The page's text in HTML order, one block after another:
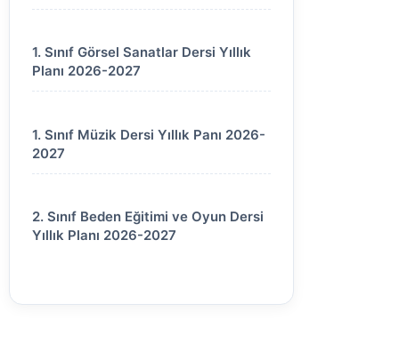
1. Sınıf Görsel Sanatlar Dersi Yıllık
Planı 2026-2027
1. Sınıf Müzik Dersi Yıllık Panı 2026-
2027
2. Sınıf Beden Eğitimi ve Oyun Dersi
Yıllık Planı 2026-2027